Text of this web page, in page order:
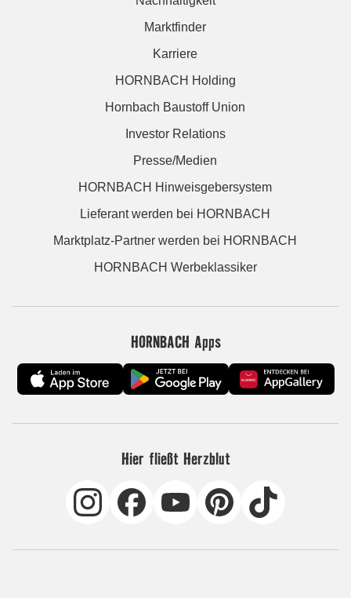
Marktfinder
Karriere
HORNBACH Holding
Hornbach Baustoff Union
Investor Relations
Presse/Medien
HORNBACH Hinweisgebersystem
Lieferant werden bei HORNBACH
Marktplatz-Partner werden bei HORNBACH
HORNBACH Werbeklassiker
HORNBACH Apps
Hier fließt Herzblut